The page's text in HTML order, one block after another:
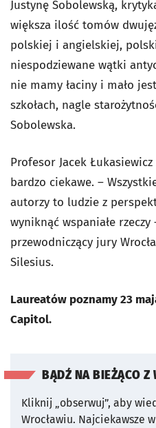
Justynę Sobolewską,
większa ilość tomów
polskiej i angielskiej,
niespodziewane wątki
nie mamy łaciny i mało
szkołach, nagle
Sobolewska.
Profesor Jacek
bardzo ciekawe. –
autorzy to ludzie z
wyniknąć wspaniałe rzeczy
przewodniczący jury
Silesius.
Laureatów poznamy 23
Capitol.
BĄDŹ NA BIEŻĄCO
Kliknij „obserwuj”, aby
Wrocławiu. Najciekawsze